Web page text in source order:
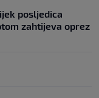
posljedica
zahtijeva oprez